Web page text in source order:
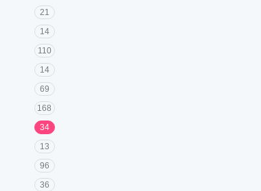
21
14
110
14
69
168
34
13
96
36